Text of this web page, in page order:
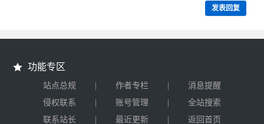
发表回复
功能专区
站点总规 | 作者专栏 |
消息提醒
侵权联系
| 账号管理 |
全站搜索
联系站长
| 最近更新 | 返回首页